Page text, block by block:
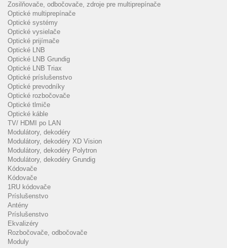
Zosilňovače, odbočovače, zdroje pre multiprepínače
Optické multiprepínače
Optické systémy
Optické vysielače
Optické prijímače
Optické LNB
Optické LNB Grundig
Optické LNB Triax
Optické príslušenstvo
Optické prevodníky
Optické rozbočovače
Optické tlmiče
Optické káble
TV/ HDMI po LAN
Modulátory, dekodéry
Modulátory, dekodéry XD Vision
Modulátory, dekodéry Polytron
Modulátory, dekodéry Grundig
Kódovače
Kódovače
1RU kódovače
Príslušenstvo
Antény
Príslušenstvo
Ekvalizéry
Rozbočovače, odbočovače
Moduly